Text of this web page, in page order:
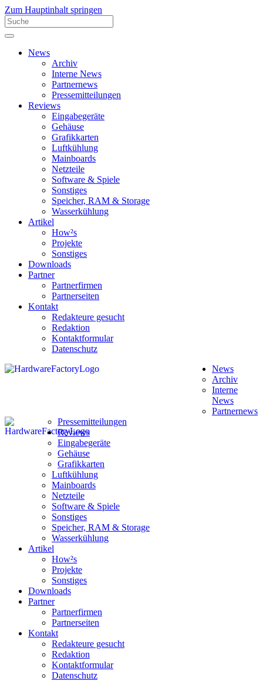
Zum Hauptinhalt springen
News
Archiv
Interne News
Partnernews
Pressemitteilungen
Reviews
Eingabegeräte
Gehäuse
Grafikkarten
Luftkühlung
Mainboards
Netzteile
Software & Spiele
Sonstiges
Speicher, RAM & Storage
Wasserkühlung
Artikel
How²s
Projekte
Sonstiges
Downloads
Partner
Partnerfirmen
Partnerseiten
Kontakt
Redakteure gesucht
Redaktion
Kontaktformular
Datenschutz
News
Archiv
Interne
News
Partnernews
Pressemitteilungen
Reviews
Eingabegeräte
Gehäuse
Grafikkarten
Luftkühlung
Mainboards
Netzteile
Software & Spiele
Sonstiges
Speicher, RAM & Storage
Wasserkühlung
Artikel
How²s
Projekte
Sonstiges
Downloads
Partner
Partnerfirmen
Partnerseiten
Kontakt
Redakteure gesucht
Redaktion
Kontaktformular
Datenschutz